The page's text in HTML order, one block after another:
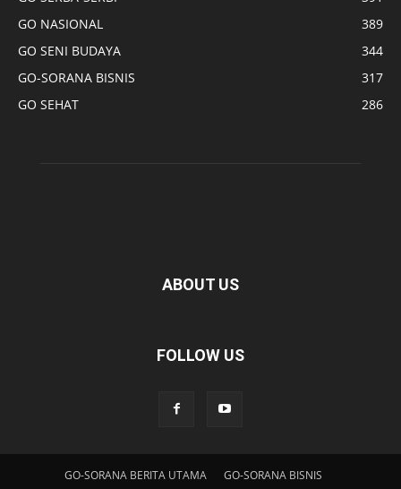
GO NASIONAL
389
GO SENI BUDAYA
344
GO-SORANA BISNIS
317
GO SEHAT
286
ABOUT US
FOLLOW US
GO-SORANA BERITA UTAMA
GO-SORANA BISNIS